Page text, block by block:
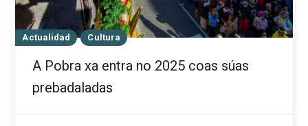
Actualidad Cultura
A Pobra xa entra no 2025 coas súas
prebadaladas